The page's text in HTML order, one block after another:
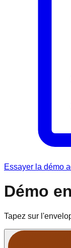
Essayer la démo
Démo
Tapez sur